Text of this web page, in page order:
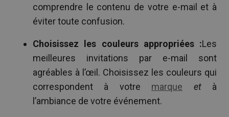
comprendre le contenu de votre e-mail et à
éviter toute confusion.
Choisissez les couleurs appropriées :Les
meilleures invitations par e-mail sont
agréables à l’œil. Choisissez les couleurs qui
correspondent à votre marque età
l’ambiance de votre événement.